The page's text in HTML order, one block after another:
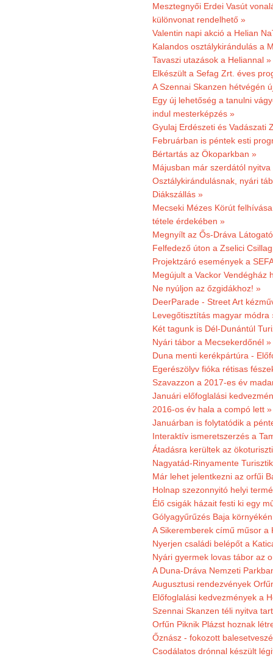
Mesztegnyői Erdei Vasút
különvonat rendelhető »
Valentin napi akció a Helian
Kalandos osztálykirándulás a
Tavaszi utazások a Heliannal »
Elkészült a Sefag Zrt. éves
A Szennai Skanzen hétvégén
Egy új lehetőség a tanulni
indul mesterképzés »
Gyulaj Erdészeti és Vadászati
Februárban is péntek esti
Bértartás az Ökoparkban »
Májusban már szerdától
Osztálykirándulásnak, nyári
Diákszállás »
Mecseki Mézes Körút
tétele érdekében »
Megnyílt az Ős-Dráva
Felfedező úton a Zselici
Projektzáró események a
Megújult a Vackor Vendégház
Ne nyúljon az őzgidákhoz! »
DeerParade - Street Art
Levegőtisztítás magyar módra
Két tagunk is Dél-Dunántúl
Nyári tábor a Mecsekerdőnél »
Duna menti kerékpártúra -
Egerészölyv fióka rétisas
Szavazzon a 2017-es év
Januári előfoglalási
2016-os év hala a compó lett »
Januárban is folytatódik a
Interaktív ismeretszerzés a
Átadásra kerültek az
Nagyatád-Rinyamente
Már lehet jelentkezni az orfűi
Holnap szezonnyitó helyi
Élő csigák házait festi ki egy
Gólyagyűrűzés Baja
A Sikeremberek című műsor a
Nyerjen családi belépőt a
Nyári gyermek lovas tábor az
A Duna-Dráva Nemzeti
Augusztusi rendezvények
Előfoglalási kedvezmények a
Szennai Skanzen téli nyitva
Orfűn Piknik Plázst hoznak
Őznász - fokozott
Csodálatos drónnal készült